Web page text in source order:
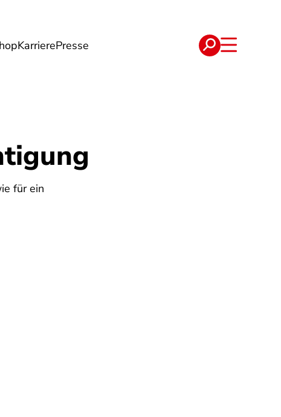
KarrierePresse
Verträge
für ein